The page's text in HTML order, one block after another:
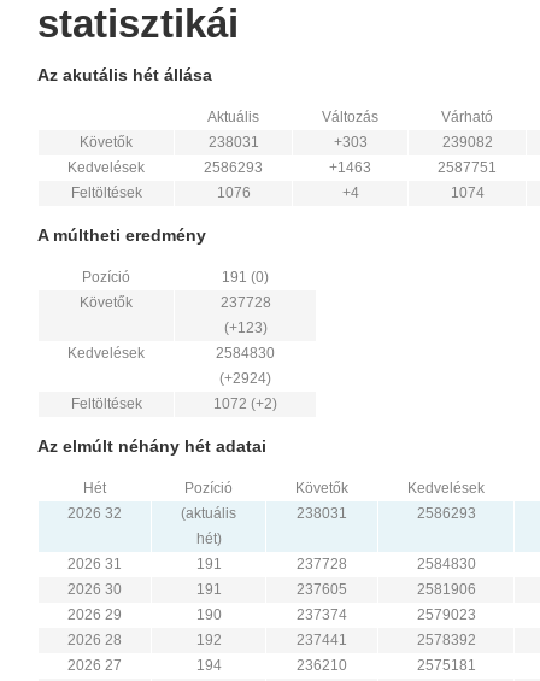
statisztikái
Az akutális hét állása
Aktuális Változás
Várható
Követők
238031 +303
239082
Kedvelések
2586293 +1463
2587751
Feltöltések
1076 +4 1074
A múltheti eredmény
Pozíció
191 (0)
Követők
237728
(+123)
Kedvelések
2584830
(+2924)
Feltöltések
1072 (+2)
Az elmúlt néhány hét adatai
Hét Pozíció Követők
Kedvelések
2026 32
(aktuális
hét)
238031 2586293
2026 31 191 237728
2584830
2026 30
191 237605
2581906
2026 29
190 237374
2579023
2026 28
192 237441
2578392
2026 27
194 236210
2575181